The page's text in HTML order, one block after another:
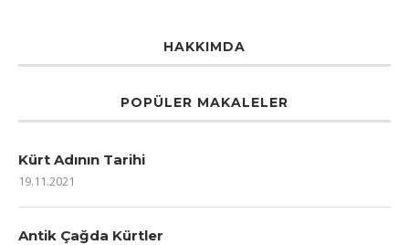
HAKKIMDA
POPÜLER MAKALELER
Kürt Adının Tarihi
19.11.2021
Antik Çağda Kürtler